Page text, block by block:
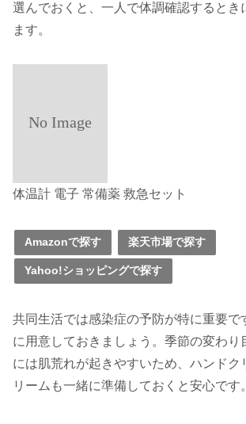
選んでおくと、一人で体調確認するとき
ます。
体温計 電子 常備薬 救急セット
Amazonで探す 楽天市場で探す
Yahoo!ショッピングで探す
共同生活では感染症の予防が特に重要で
に用意しておきましょう。季節の変わり
には肌荒れが起きやすいため、ハンドク
リームも一緒に準備しておくと安心です。